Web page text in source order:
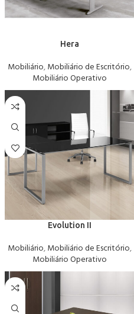
Hera
Mobiliário,Mobiliário de Escritório,
Mobiliário Operativo
Evolution II
Mobiliário,Mobiliário de Escritório,
Mobiliário Operativo